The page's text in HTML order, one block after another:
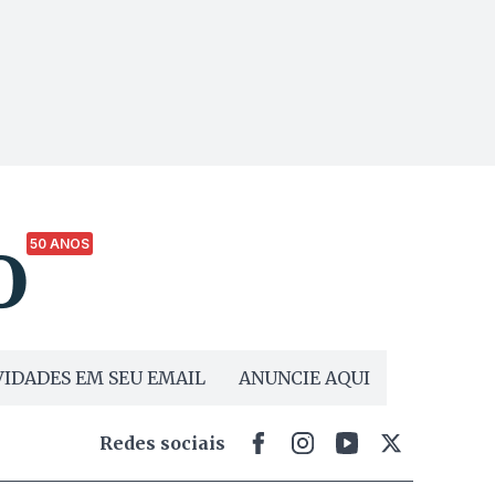
50 ANOS
EM SEU EMAIL ANUNCIE AQUI
Redes sociais